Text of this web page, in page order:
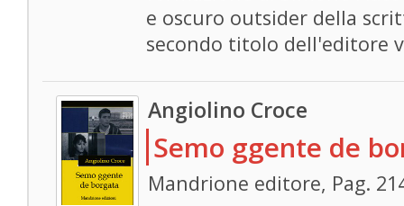
e oscuro outsider della
secondo titolo dell'editore
Angiolino Croce
Semo ggente de
Mandrione editore, Pag.